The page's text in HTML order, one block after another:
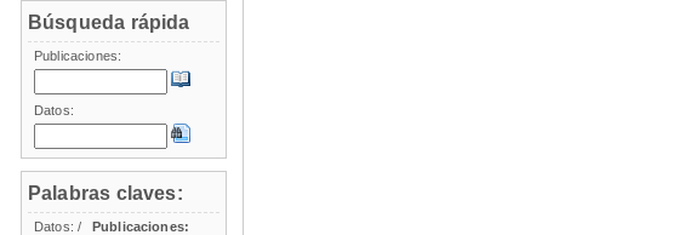
Búsqueda rápida
Publicaciones:
Datos:
Palabras claves:
Datos:/
Publicaciones: